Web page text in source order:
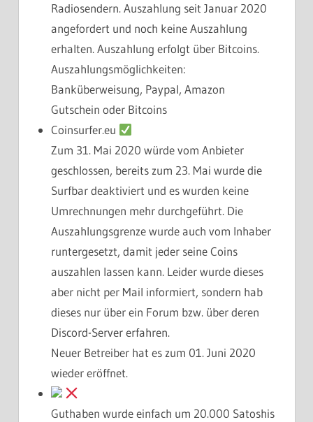
Radiosendern. Auszahlung seit Januar 2020
angefordert und noch keine Auszahlung
erhalten. Auszahlung erfolgt über Bitcoins.
Auszahlungsmöglichkeiten:
Banküberweisung, Paypal, Amazon
Gutschein oder Bitcoins
Coinsurfer.eu
Zum 31. Mai 2020 würde vom Anbieter
geschlossen, bereits zum 23. Mai wurde die
Surfbar deaktiviert und es wurden keine
Umrechnungen mehr durchgeführt. Die
Auszahlungsgrenze wurde auch vom Inhaber
runtergesetzt, damit jeder seine Coins
auszahlen lassen kann. Leider wurde dieses
aber nicht per Mail informiert, sondern hab
dieses nur über ein Forum bzw. über deren
Discord-Server erfahren.
Neuer Betreiber hat es zum 01. Juni 2020
wieder eröffnet.
Guthaben wurde einfach um 20.000 Satoshis